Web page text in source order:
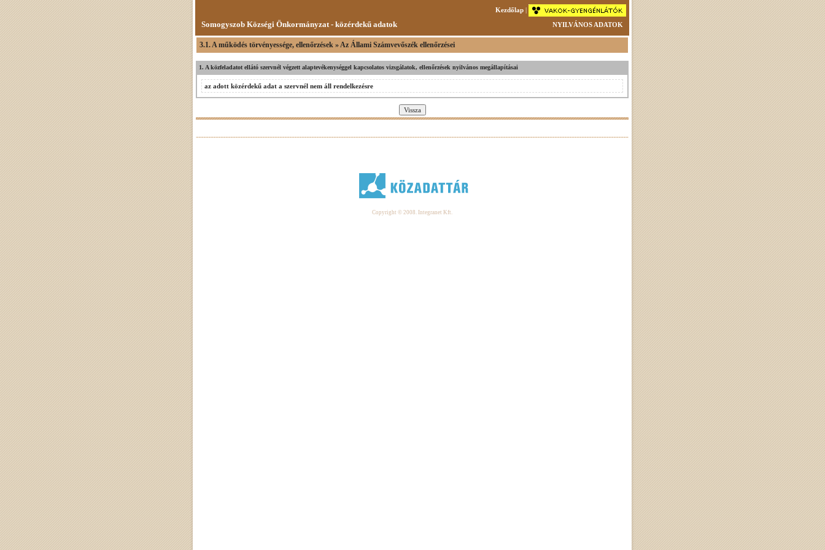
Kezdőlap |
Somogyszob Községi Önkormányzat - közérdekű adatok NYILVÁNOS ADATOK
3.1. A működés törvényessége, ellenőrzések » Az Állami Számvevőszék ellenőrzései
1. A közfeladatot ellátó szervnél végzett alaptevékenységgel kapcsolatos vizsgálatok, ellenőrzések nyilvános megállapításai
az adott közérdekű adat a szervnél nem áll rendelkezésre
Copyright © 2008. Integranet Kft.